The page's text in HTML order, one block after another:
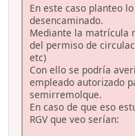
En este caso planteo
desencaminado.
Mediante la matrícula
del permiso de
etc)
Con ello se podría
empleado autorizado
semirremolque.
En caso de que eso
RGV que veo serían: